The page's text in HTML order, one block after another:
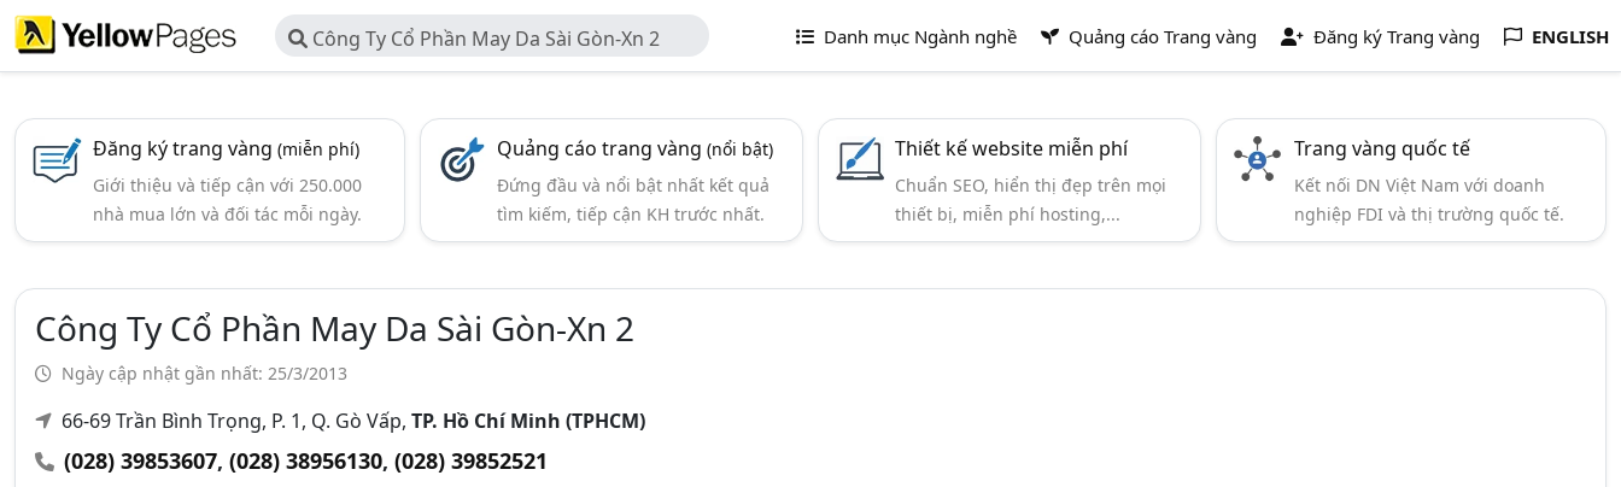
Công Ty Cổ Phần May Da Sài Gòn-Xn 2 Danh mục Ngành nghề Quảng cáo Trang vàng Đăng ký Trang vàng ENGLISH
Đăng ký trang vàng (miễn phí)
Giới thiệu và tiếp cận với 250.000
nhà mua lớn và đối tác mỗi ngày.
Quảng cáo trang vàng(nổi bật)
Đứng đầu và nổi bật nhất kết quả
tìm kiếm, tiếp cận KH trước nhất.
Thiết kế website miễn phí
Chuẩn SEO, hiển thị đẹp trên mọi
thiết bị, miễn phí hosting,...
Trang vàng quốc tế
Kết nối DN Việt Nam với doanh
nghiệp FDI và thị trường quốc tế.
Công Ty Cổ Phần May Da Sài Gòn-Xn 2
Ngày cập nhật gần nhất: 25/3/2013
66-69 Trần Bình Trọng, P. 1, Q. Gò Vấp, TP. Hồ Chí Minh (TPHCM)
(028) 39853607, (028) 38956130, (028) 39852521